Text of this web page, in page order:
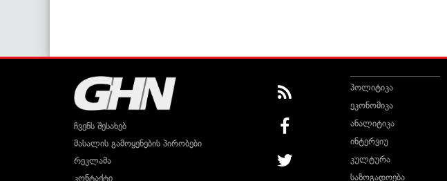
ჩვენს შესახებ
მასალის გამოყენების პირობები
რეკლამა
კონტაქტი
პოლიტიკა
ეკონომიკა
ანალიტიკა
ინტერვიუ
კულტურა
საზოგადოება